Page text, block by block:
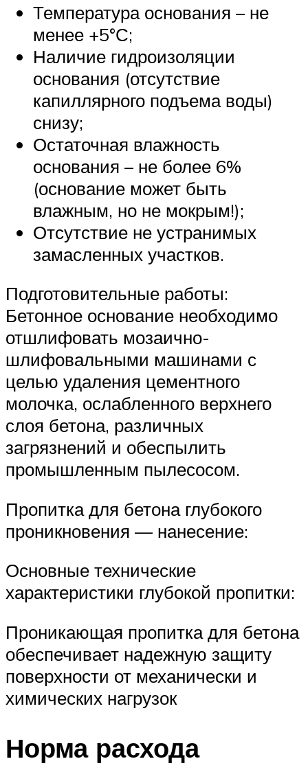
Температура основания – не
менее +5°С;
Наличие гидроизоляции
основания (отсутствие
капиллярного подъема воды)
снизу;
Остаточная влажность
основания – не более 6%
(основание может быть
влажным, но не мокрым!);
Отсутствие не устранимых
замасленных участков.
Подготовительные работы:
Бетонное основание необходимо
отшлифовать мозаично-
шлифовальными машинами с
целью удаления цементного
молочка, ослабленного верхнего
слоя бетона, различных
загрязнений и обеспылить
промышленным пылесосом.
Пропитка для бетона глубокого
проникновения — нанесение:
Основные технические
характеристики глубокой пропитки:
Проникающая пропитка для бетона
обеспечивает надежную защиту
поверхности от механически и
химических нагрузок
Норма расхода